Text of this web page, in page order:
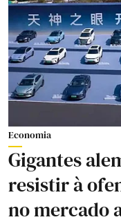
Economia
Gigantes
resistir à
no mercado